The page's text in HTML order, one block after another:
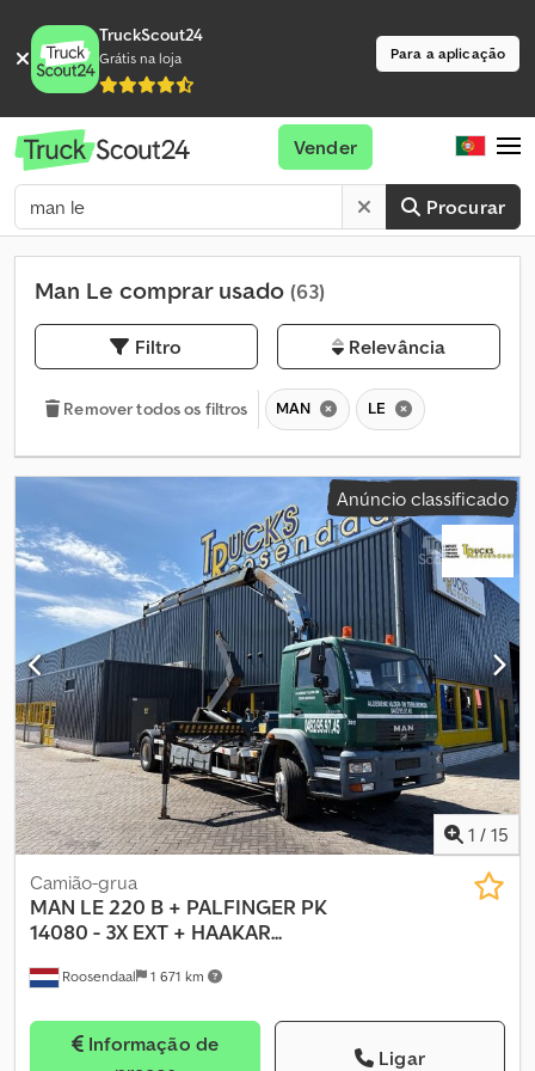
TruckScout24
Grátis na loja Para a aplicação
Procurar
Vender
Man Le comprar usado (63)
Filtro Relevância
Remover todos os filtros MAN LE
Anúncio classificado
1 / 15
Roosendaal 1 671 km
Camião-grua
MAN LE 220 B + PALFINGER PK
14080 - 3X EXT + HAAKAR...
Informação de
Ligar